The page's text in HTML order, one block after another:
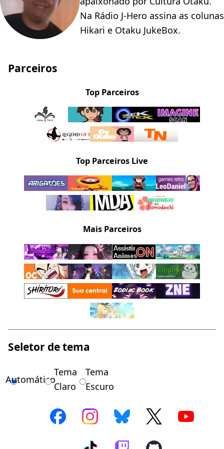
Na Rádio J-Hero assina as colunas
Hikari e Otaku JukeBox.
Parceiros
Top Parceiros
Top Parceiros Live
Mais Parceiros
Seletor de tema
Automático
Tema
Claro
Tema
Escuro